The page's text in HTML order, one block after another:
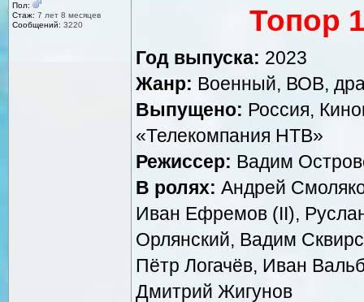
Пол:
Стаж: 7 лет 8 месяцев
Сообщений: 3220 Топор
Год выпуска: 2023
Жанр: Военный, ВОВ,
Выпущено: Россия,
«Телекомпания НТВ»
Режиссер: Вадим
В ролях: Андрей
Иван Ефремов (II),
Орлянский, Вадим
Пётр Логачёв, Иван
Дмитрий Жигунов